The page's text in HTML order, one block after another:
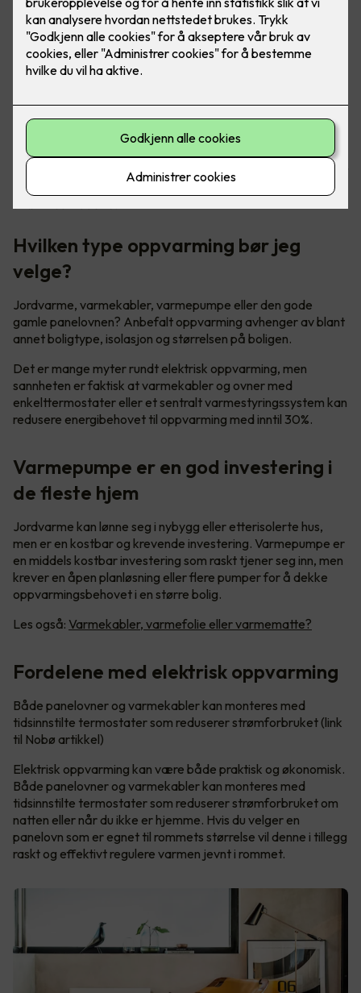
Oppvarming av boligen tar helt klart mest strøm, da er det
godt at det finnes gode løsninger for å senke
Hvilken type oppvarming bør jeg
velge?
Jordvarme, varmekabler, varmepumpe eller den gode
gamle panelovnen? Anbefalt oppvarming avhenger av blant
annet boligtype, isolasjon og størrelsen på boligen.
Det er mange myter rundt elektrisk oppvarming, men
sannheten er faktisk at varmekabler og ovner med
enkelttermostater eller et sentralt varmestyringssystem kan
redusere energibehovet til oppvarming med inntil 30%.
Varmepumpe er en god investering i
de fleste hjem
Jordvarme kan lønne seg i nybygg eller etterisolerte hus,
men er en kostbar og krevende investering. Varmepumpe er
en middels kostbar investering som raskt tjener seg inn, men
krever en åpen planløsning eller flere pumper for å dekke
oppvarmingsbehovet i en større bolig.
Les også: Varmekabler, varmefolie eller varmematte?
Fordelene med elektrisk oppvarming
Både panelovner og varmekabler kan monteres med
tidsinnstilte termostater som reduserer strømforbruket (link
til Nobø artikkel)
Elektrisk oppvarming kan være både praktisk og økonomisk.
Både panelovner og varmekabler kan monteres med
tidsinnstilte termostater som reduserer strømforbruket om
natten eller når du ikke er hjemme. Hvis du velger en
panelovn som er egnet til rommets størrelse vil denne i tillegg
raskt og effektivt regulere varmen jevnt i rommet.